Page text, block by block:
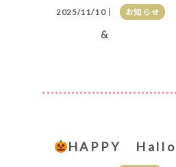
2025/11/10｜ お知らせ
&
HAPPY Halloween